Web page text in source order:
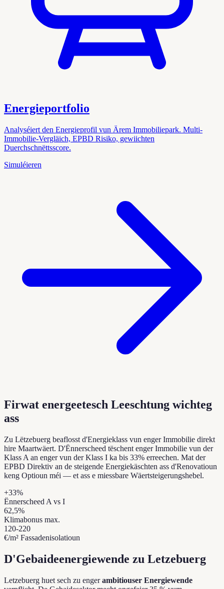
Energieportfolio
Analyséiert den Energieprofil vun Ärem Immobiliepark. Multi-
Immobilie-Vergläich, EPBD Risiko, gewiichten
Duerchschnëttsscore.
Simuléieren
Firwat energeetesch Leeschtung wichteg
ass
Zu Lëtzebuerg beaflosst d'Energieklass vun enger Immobilie direkt
hire Maartwäert. D'Ënnerscheed tëschent enger Immobilie vun der
Klass A an enger vun der Klass I ka bis 33% erreechen. Mat der
EPBD Direktiv an de steigende Energiekäschten ass d'Renovatioun
keng Optioun méi — et ass e miessbare Wäertsteigerungshebel.
+33%
Ënnerscheed A vs I
62,5%
Klimabonus max.
120-220
€/m² Fassadenisolatioun
D'Gebaideenergiewende zu Letzebuerg
Letzebuerg huet sech zu engerambitiouser Energiewende